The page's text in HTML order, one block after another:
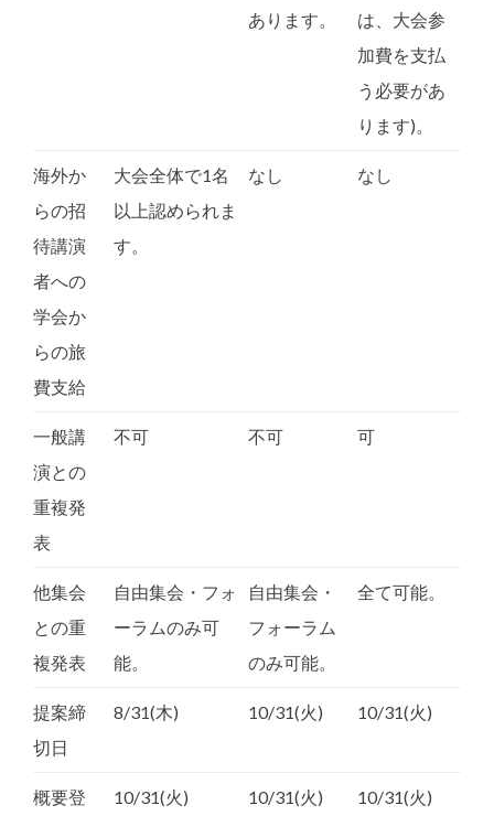
あります。
は、大会参
加費を支払
う必要があ
ります)。
海外か
らの招
待講演
者への
学会か
らの旅
費支給
大会全体で1名
以上認められま
す。
なし なし
一般講
演との
重複発
表
不可 不可 可
他集会
との重
複発表
自由集会・フォ
ーラムのみ可
能。
自由集会・
フォーラム
のみ可能。
全て可能。
提案締
切日
8/31(木) 10/31(火) 10/31(火)
概要登 10/31(火) 10/31(火) 10/31(火)